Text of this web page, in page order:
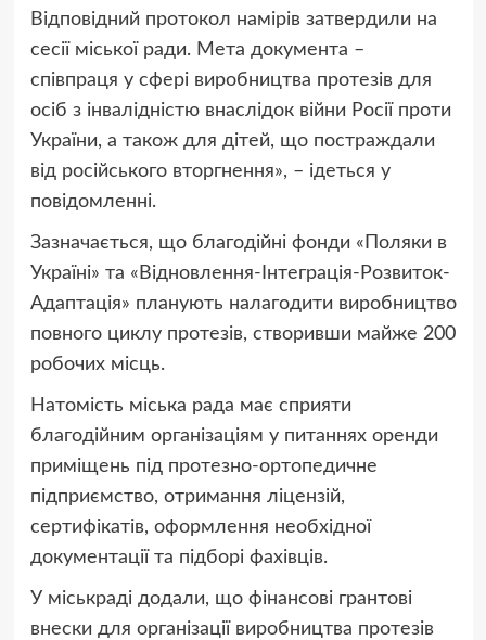
Відповідний протокол намірів затвердили на
сесії міської ради. Мета документа –
співпраця у сфері виробництва протезів для
осіб з інвалідністю внаслідок війни Росії проти
України, а також для дітей, що постраждали
від російського вторгнення», – ідеться у
повідомленні.
Зазначається, що благодійні фонди «Поляки в
Україні» та «Відновлення-Інтеграція-Розвиток-
Адаптація» планують налагодити виробництво
повного циклу протезів, створивши майже 200
робочих місць.
Натомість міська рада має сприяти
благодійним організаціям у питаннях оренди
приміщень під протезно-ортопедичне
підприємство, отримання ліцензій,
сертифікатів, оформлення необхідної
документації та підборі фахівців.
У міськраді додали, що фінансові грантові
внески для організації виробництва протезів